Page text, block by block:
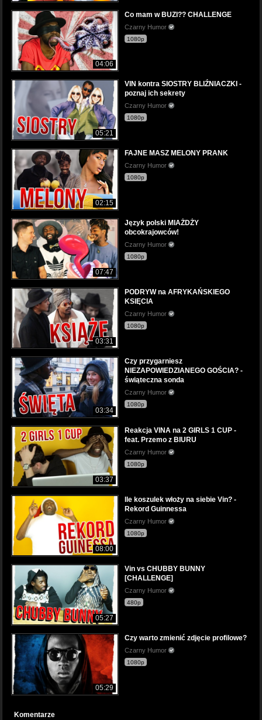
04:06
Co mam w BUZI?? CHALLENGE
Czarny Humor
1080p
05:21
VIN kontra SIOSTRY BLIŹNIACZKI -
poznaj ich sekrety
Czarny Humor
1080p
02:15
FAJNE MASZ MELONY PRANK
Czarny Humor
1080p
07:47
Język polski MIAŻDŻY
obcokrajowców!
Czarny Humor
1080p
03:31
PODRYW na AFRYKAŃSKIEGO
KSIĘCIA
Czarny Humor
1080p
03:34
Czy przygarniesz
NIEZAPOWIEDZIANEGO GOŚCIA? -
świąteczna sonda
Czarny Humor
1080p
03:37
Reakcja VINA na 2 GIRLS 1 CUP -
feat. Przemo z BIURU
Czarny Humor
1080p
08:00
Ile koszulek włoży na siebie Vin? -
Rekord Guinnessa
Czarny Humor
1080p
05:27
Vin vs CHUBBY BUNNY
[CHALLENGE]
Czarny Humor
480p
05:29
Czy warto zmienić zdjęcie profilowe?
Czarny Humor
1080p
Komentarze